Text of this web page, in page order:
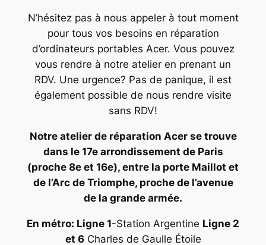
N’hésitez pas à nous appeler à tout moment
pour tous vos besoins en réparation
d’ordinateurs portables Acer. Vous pouvez
vous rendre à notre atelier en prenant un
RDV. Une urgence? Pas de panique, il est
également possible de nous rendre visite
sans RDV!
Notre atelier de réparation Acer se trouve
dans le 17e arrondissement de Paris
(proche 8e et 16e), entre la porte Maillot et
de l’Arc de Triomphe, proche de l’avenue
de la grande armée.
En métro: Ligne 1-Station Argentine Ligne 2
et 6Charles de Gaulle Étoile